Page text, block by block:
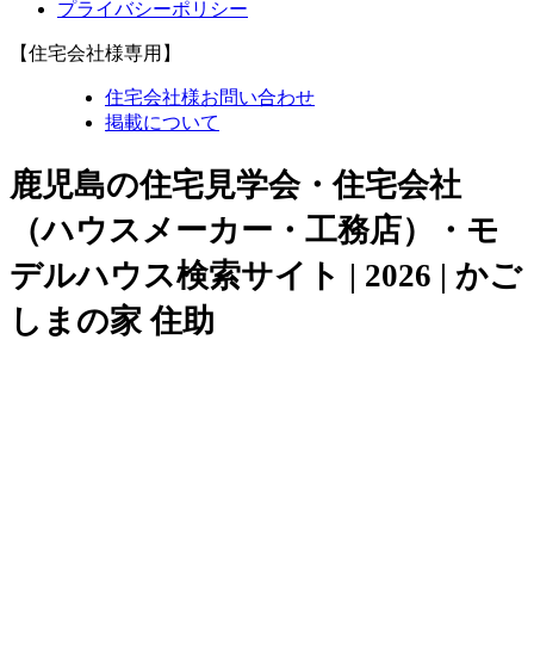
プライバシーポリシー
【住宅会社様専用】
住宅会社様お問い合わせ
掲載について
鹿児島の住宅見学会・住宅会社
（ハウスメーカー・工務店）・モ
デルハウス検索サイト | 2026 | かご
しまの家 住助